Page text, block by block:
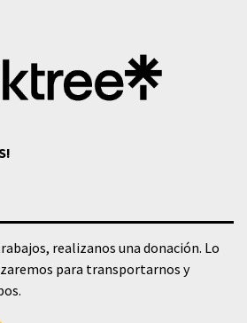
realizanos una donación. Lo
para transportarnos y